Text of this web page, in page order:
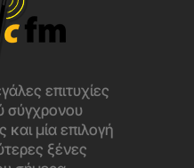
επιτυχίες
σύγχρονου
μία επιλογή
ξένες